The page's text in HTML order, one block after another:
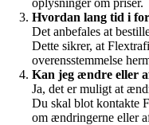
Hvordan lang tid i
Det anbefales at
Dette sikrer, at
overensstemmelse
Kan jeg ændre eller
Ja, det er muligt at
Du skal blot kontakte
om ændringerne eller